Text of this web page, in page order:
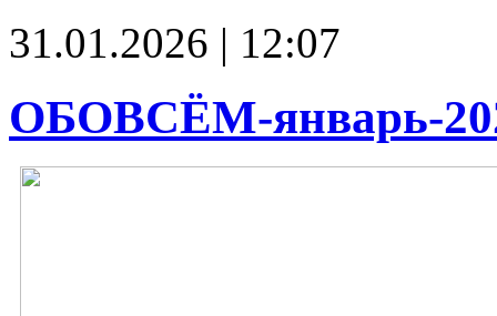
31.01.2026 | 12:07
ОБОВСЁМ-январь-